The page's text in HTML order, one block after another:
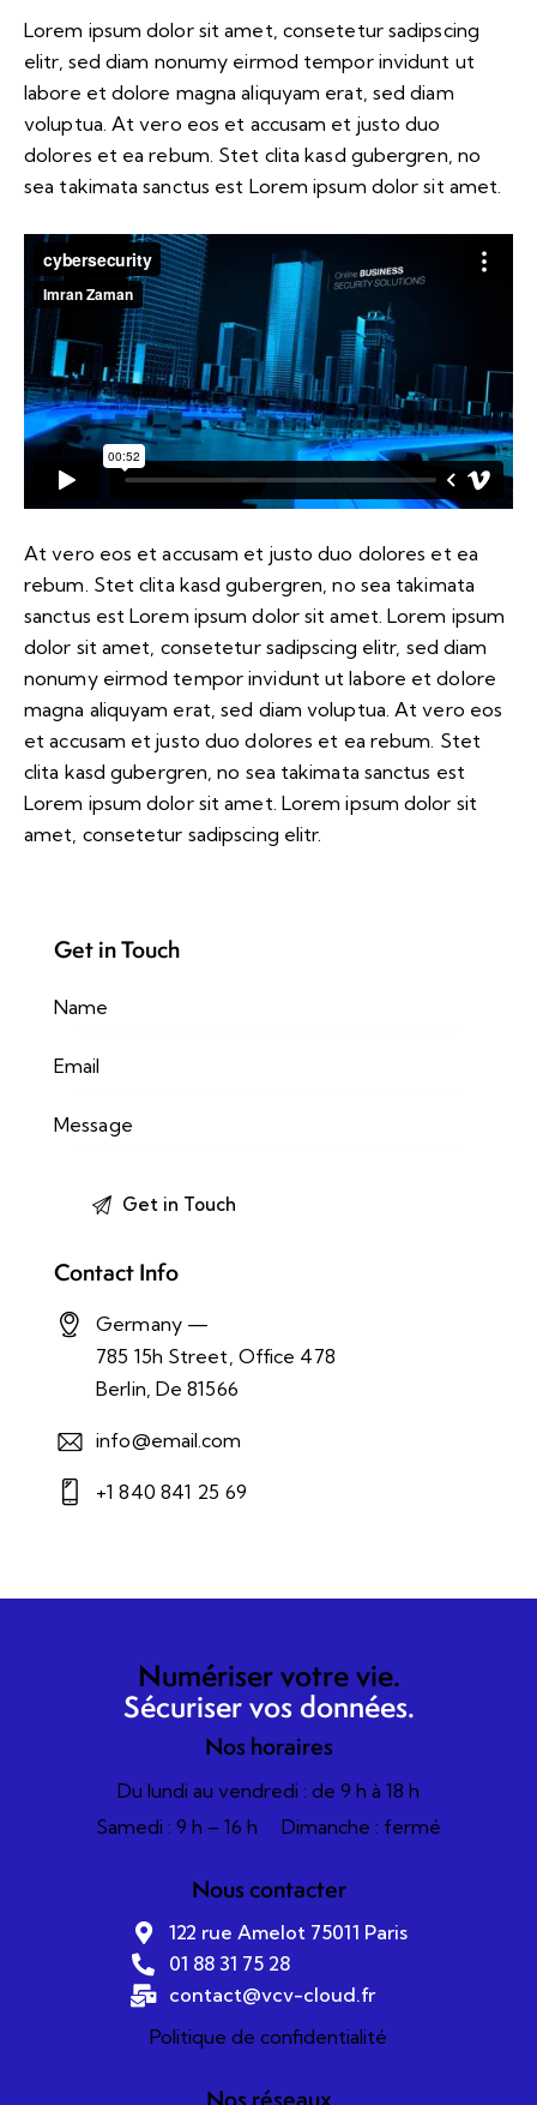
Lorem ipsum dolor sit amet, consetetur sadipscing
elitr, sed diam nonumy eirmod tempor invidunt ut
labore et dolore magna aliquyam erat, sed diam
voluptua. At vero eos et accusam et justo duo
dolores et ea rebum. Stet clita kasd gubergren, no
sea takimata sanctus est Lorem ipsum dolor sit amet.
At vero eos et accusam et justo duo dolores et ea
rebum. Stet clita kasd gubergren, no sea takimata
sanctus est Lorem ipsum dolor sit amet. Lorem ipsum
dolor sit amet, consetetur sadipscing elitr, sed diam
nonumy eirmod tempor invidunt ut labore et dolore
magna aliquyam erat, sed diam voluptua. At vero eos
et accusam et justo duo dolores et ea rebum. Stet
clita kasd gubergren, no sea takimata sanctus est
Lorem ipsum dolor sit amet. Lorem ipsum dolor sit
amet, consetetur sadipscing elitr.
Get in Touch
Contact Info
Germany —
785 15h Street, Office 478
Berlin, De 81566
info@email.com
+1 840 841 25 69
Numériser votre vie.
Sécuriser vos données.
Nos horaires
Du lundi au vendredi : de 9 h à 18 h
Samedi : 9 h – 16 h
Dimanche : fermé
Nous contacter
122 rue Amelot 75011 Paris
01 88 31 75 28
contact@vcv-cloud.fr
Politique de confidentialité
Nos réseaux